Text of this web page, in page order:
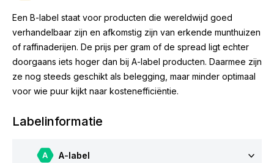
Een B-label staat voor producten die wereldwijd goed
verhandelbaar zijn en afkomstig zijn van erkende munthuizen
of raffinaderijen. De prijs per gram of de spread ligt echter
doorgaans iets hoger dan bij A-label producten. Daarmee zijn
ze nog steeds geschikt als belegging, maar minder optimaal
voor wie puur kijkt naar kostenefficiëntie.
Labelinformatie
A-label